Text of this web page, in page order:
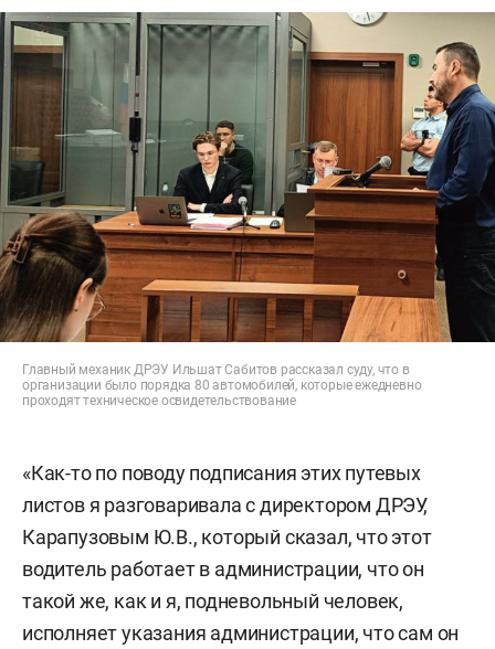
Главный механик ДРЭУ Ильшат Сабитов рассказал суду, что в
организации было порядка 80 автомобилей, которые ежедневно
проходят техническое освидетельствование
«Как-то по поводу подписания этих путевых
листов я разговаривала с директором ДРЭУ,
Карапузовым Ю.В., который сказал, что этот
водитель работает в администрации, что он
такой же, как и я, подневольный человек,
исполняет указания администрации, что сам он